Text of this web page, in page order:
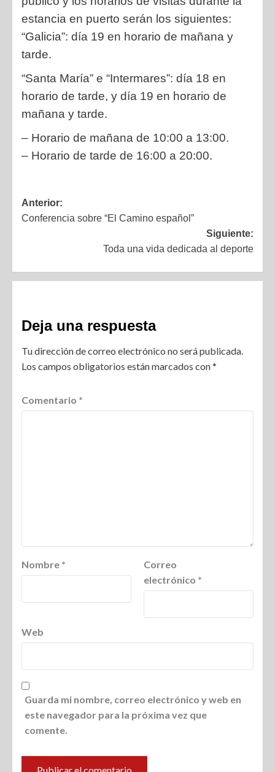
estancia en puerto serán los siguientes:
“Galicia”: día 19 en horario de mañana y
tarde.
“Santa María” e “Intermares”: día 18 en
horario de tarde, y día 19 en horario de
mañana y tarde.
– Horario de mañana de 10:00 a 13:00.
– Horario de tarde de 16:00 a 20:00.
Anterior:
Conferencia sobre “El Camino español”
Siguiente:
Toda una vida dedicada al deporte
Deja una respuesta
Tu dirección de correo electrónico no será publicada.
Los campos obligatorios están marcados con*
Comentario *
Nombre *
Correo
electrónico *
Web
Guarda mi nombre, correo electrónico y web en
este navegador para la próxima vez que
comente.